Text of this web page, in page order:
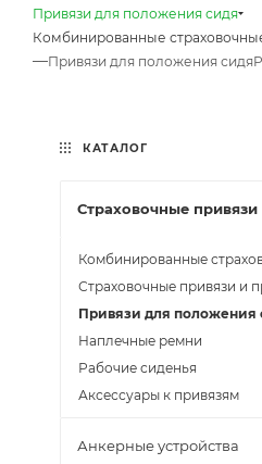
Привязи для положения сидя
Комбинированные
—Привязи для положения
КАТАЛОГ
Страховочные привязи
Комбинированные
Страховочные привязи и
Привязи для положения
Наплечные ремни
Рабочие сиденья
Аксессуары к привязям
Анкерные устройства